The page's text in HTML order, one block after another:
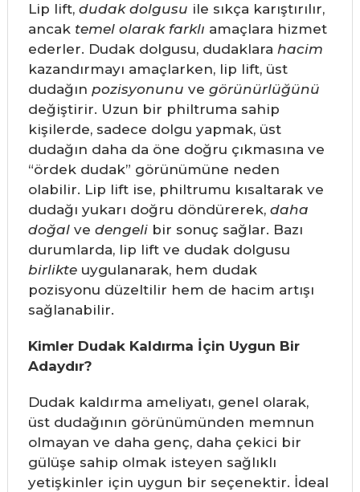
Lip lift, dudak dolgusu ile sıkça karıştırılır,
ancak temel olarak farklı amaçlara hizmet
ederler. Dudak dolgusu, dudaklara hacim
kazandırmayı amaçlarken, lip lift, üst
dudağın pozisyonunu ve görünürlüğünü
değiştirir. Uzun bir philtruma sahip
kişilerde, sadece dolgu yapmak, üst
dudağın daha da öne doğru çıkmasına ve
“ördek dudak” görünümüne neden
olabilir. Lip lift ise, philtrumu kısaltarak ve
dudağı yukarı doğru döndürerek, daha
doğalve dengelibir sonuç sağlar. Bazı
durumlarda, lip lift ve dudak dolgusu
birlikteuygulanarak, hem dudak
pozisyonu düzeltilir hem de hacim artışı
sağlanabilir.
Kimler Dudak Kaldırma İçin Uygun Bir
Adaydır?
Dudak kaldırma ameliyatı, genel olarak,
üst dudağının görünümünden memnun
olmayan ve daha genç, daha çekici bir
gülüşe sahip olmak isteyen sağlıklı
yetişkinler için uygun bir seçenektir. İdeal